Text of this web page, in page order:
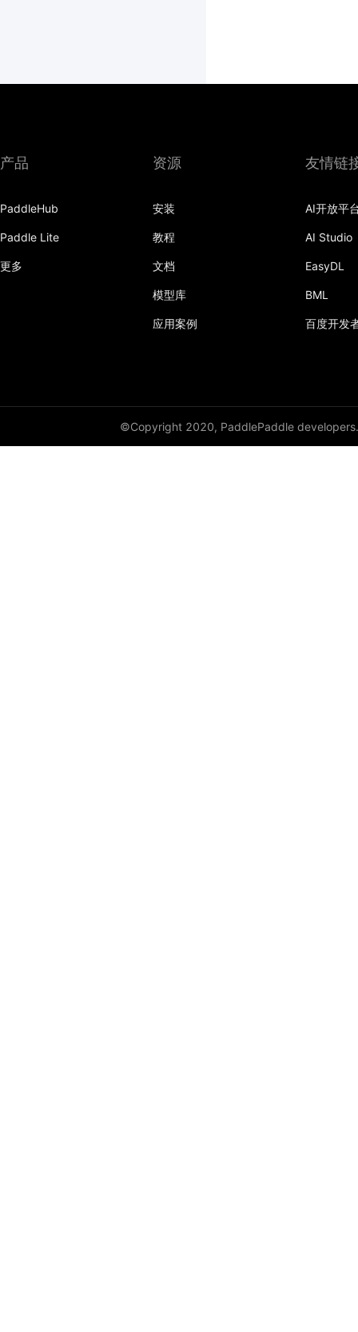
产品
PaddleHub
Paddle Lite
更多
资源
安装
教程
文档
模型库
应用案例
友情链
AI开放平
AI Studio
EasyDL
BML
百度开发
©Copyright 2020, PaddlePaddle developers.